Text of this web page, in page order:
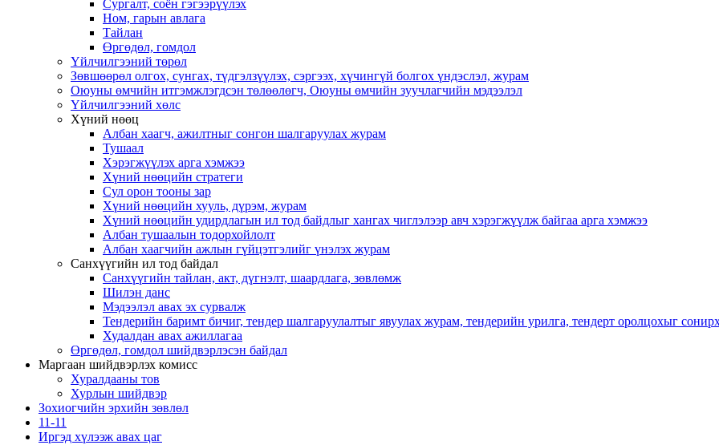
Cургалт, cоён гэгээрүүлэх
Ном, гарын авлага
Тайлан
Өргөдөл, гомдол
Үйлчилгээний төрөл
Зөвшөөрөл олгох, сунгах, түдгэлзүүлэх, сэргээх, хүчингүй болгох үндэслэл, журам
Оюуны өмчийн итгэмжлэгдсэн төлөөлөгч, Оюуны өмчийн зуучлагчийн мэдээлэл
Үйлчилгээний хөлс
Хүний нөөц
Албан хаагч, ажилтныг сонгон шалгаруулах журам
Тушаал
Хэрэгжүүлэх арга хэмжээ
Хүний нөөцийн стратеги
Сул орон тооны зар
Хүний нөөцийн хууль, дүрэм, журам
Хүний нөөцийн удирдлагын ил тод байдлыг хангах чиглэлээр авч хэрэгжүүлж байгаа арга хэмжээ
Албан тушаалын тодорхойлолт
Албан хаагчийн ажлын гүйцэтгэлийг үнэлэх журам
Санхүүгийн ил тод байдал
Санхүүгийн тайлан, акт, дүгнэлт, шаардлага, зөвлөмж
Шилэн данс
Мэдээлэл авах эх сурвалж
Тендерийн баримт бичиг, тендер шалгаруулалтыг явуулах журам, тендерийн урилга, тендерт оролцохыг
Худалдан авах ажиллагаа
Өргөдөл, гомдол шийдвэрлэсэн байдал
Маргаан шийдвэрлэх комисс
Хуралдааны тов
Хурлын шийдвэр
Зохиогчийн эрхийн зөвлөл
11-11
Иргэд хүлээж авах цаг